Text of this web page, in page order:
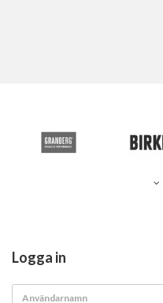
Logga in
Användarnamn